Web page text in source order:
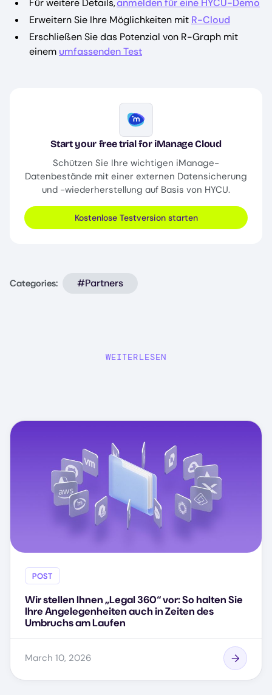
Für weitere Details,anmelden für eine HYCU-Demo
Erweitern Sie Ihre Möglichkeiten mit R-Cloud
Erschließen Sie das Potenzial von R-Graph mit
einem umfassenden Test
Image
Start your free trial for iManage Cloud
Schützen Sie Ihre wichtigen iManage-
Datenbestände mit einer externen Datensicherung
und -wiederherstellung auf Basis von HYCU.
Kostenlose Testversion starten
Categories: #Partners
WEITERLESEN
POST
Wir stellen Ihnen „Legal 360“ vor: So halten Sie
Ihre Angelegenheiten auch in Zeiten des
Umbruchs am Laufen
March 10, 2026